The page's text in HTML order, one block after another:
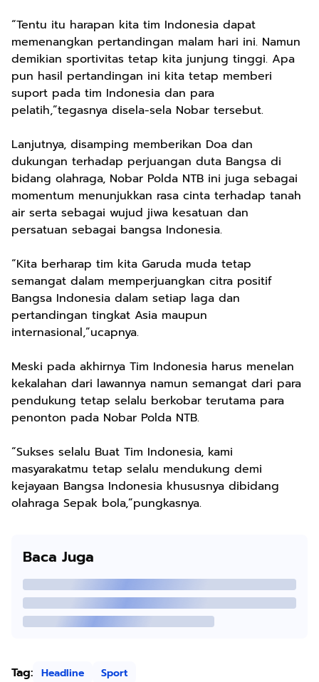
“Tentu itu harapan kita tim Indonesia dapat
memenangkan pertandingan malam hari ini. Namun
demikian sportivitas tetap kita junjung tinggi. Apa
pun hasil pertandingan ini kita tetap memberi
suport pada tim Indonesia dan para
pelatih,”tegasnya disela-sela Nobar tersebut.
Lanjutnya, disamping memberikan Doa dan
dukungan terhadap perjuangan duta Bangsa di
bidang olahraga, Nobar Polda NTB ini juga sebagai
momentum menunjukkan rasa cinta terhadap tanah
air serta sebagai wujud jiwa kesatuan dan
persatuan sebagai bangsa Indonesia.
“Kita berharap tim kita Garuda muda tetap
semangat dalam memperjuangkan citra positif
Bangsa Indonesia dalam setiap laga dan
pertandingan tingkat Asia maupun
internasional,”ucapnya.
Meski pada akhirnya Tim Indonesia harus menelan
kekalahan dari lawannya namun semangat dari para
pendukung tetap selalu berkobar terutama para
penonton pada Nobar Polda NTB.
“Sukses selalu Buat Tim Indonesia, kami
masyarakatmu tetap selalu mendukung demi
kejayaan Bangsa Indonesia khususnya dibidang
olahraga Sepak bola,”pungkasnya.
Baca Juga
Tag: Headline Sport